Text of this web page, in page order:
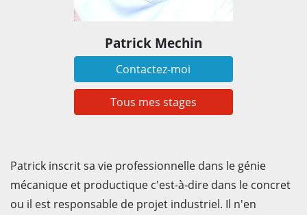
Patrick Mechin
Contactez-moi
Tous mes stages
Patrick inscrit sa vie professionnelle dans le génie
mécanique et productique c'est-à-dire dans le concret
ou il est responsable de projet industriel. Il n'en